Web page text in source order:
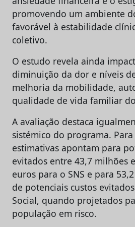
promovendo um ambiente
favorável à estabilidade
coletivo.
O estudo revela ainda
diminuição da dor e níveis
melhoria da mobilidade,
qualidade de vida familiar
A avaliação destaca
sistémico do programa.
estimativas apontam para
evitados entre 43,7 milhões
euros para o SNS e para
de potenciais custos
Social, quando projetados
população em risco.